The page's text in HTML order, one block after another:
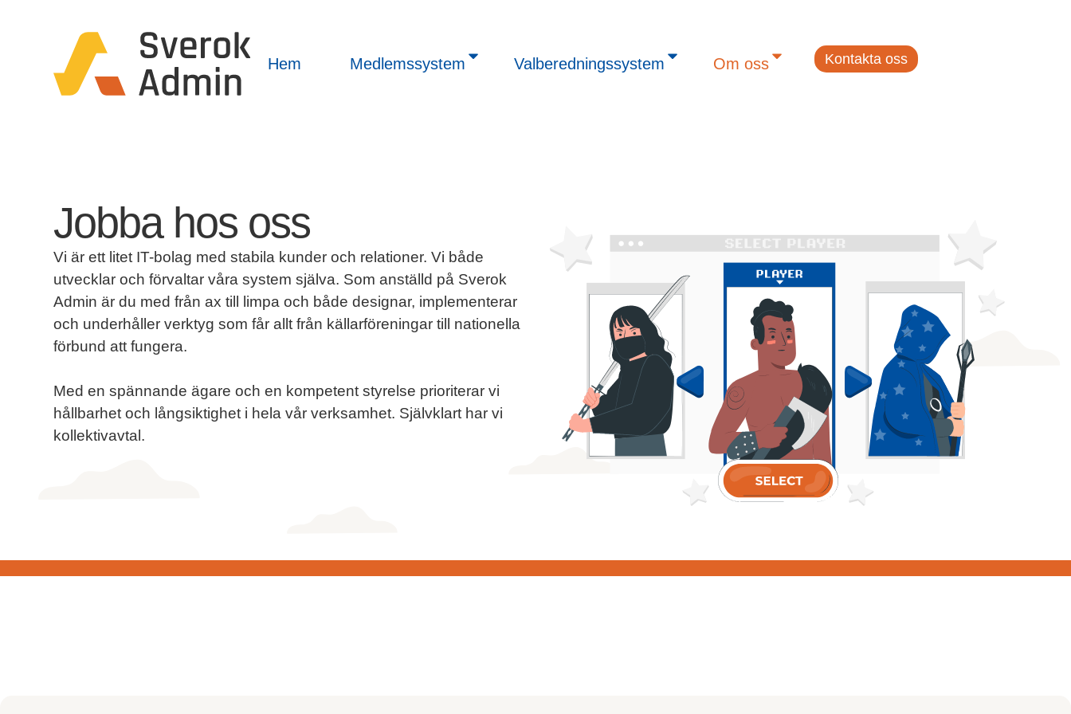
Hem Medlemssystem Valberedningssystem Om oss Kontakta oss
Jobba hos oss
Vi är ett litet IT-bolag med stabila kunder och relationer. Vi både
utvecklar och förvaltar våra system själva. Som anställd på Sverok
Admin är du med från ax till limpa och både designar, implementerar
och underhåller verktyg som får allt från källarföreningar till nationella
förbund att fungera.
Med en spännande ägare och en kompetent styrelse prioriterar vi
hållbarhet och långsiktighet i hela vår verksamhet. Självklart har vi
kollektivavtal.